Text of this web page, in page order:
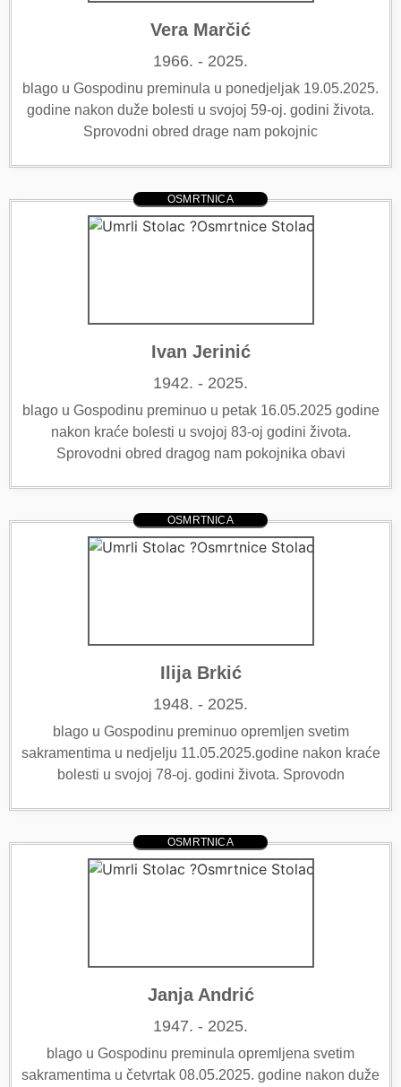
Vera Marčić
1966. - 2025.
blago u Gospodinu preminula u ponedjeljak 19.05.2025.
godine nakon duže bolesti u svojoj 59-oj. godini života.
Sprovodni obred drage nam pokojnic
OSMRTNICA
Ivan Jerinić
1942. - 2025.
blago u Gospodinu preminuo u petak 16.05.2025 godine
nakon kraće bolesti u svojoj 83-oj godini života.
Sprovodni obred dragog nam pokojnika obavi
OSMRTNICA
Ilija Brkić
1948. - 2025.
blago u Gospodinu preminuo opremljen svetim
sakramentima u nedjelju 11.05.2025.godine nakon kraće
bolesti u svojoj 78-oj. godini života. Sprovodn
OSMRTNICA
Janja Andrić
1947. - 2025.
blago u Gospodinu preminula opremljena svetim
sakramentima u četvrtak 08.05.2025. godine nakon duže